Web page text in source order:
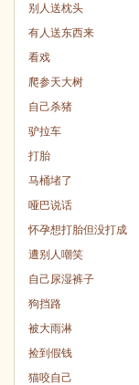
别人送枕头
有人送东西来
看戏
爬参天大树
自己杀猪
驴拉车
打胎
马桶堵了
哑巴说话
怀孕想打胎但没打成
遭别人嘲笑
自己尿湿裤子
狗挡路
被大雨淋
捡到假钱
猫咬自己